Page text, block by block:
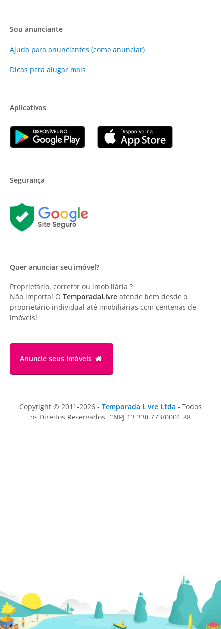
Sou anunciante
Ajuda para anunciantes (como anunciar)
Dicas para alugar mais
Aplicativos
Segurança
Quer anunciar seu imóvel?
Proprietário, corretor ou imobiliária ?
Não importa! O TemporadaLivre atende bem desde o
proprietário individual até imobiliárias com centenas de
imóveis!
Anuncie seus imóveis
Copyright © 2011-2026 - Temporada Livre Ltda - Todos
os Direitos Reservados. CNPJ 13.330.773/0001-88